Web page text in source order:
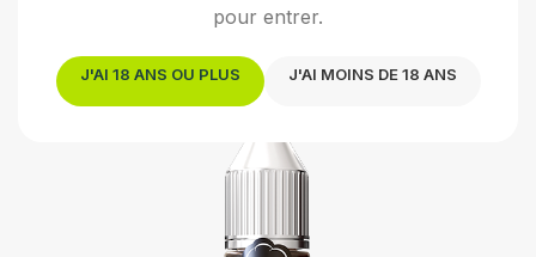
pour entrer.
J'AI 18 ANS OU PLUS J'AI MOINS DE 18 ANS